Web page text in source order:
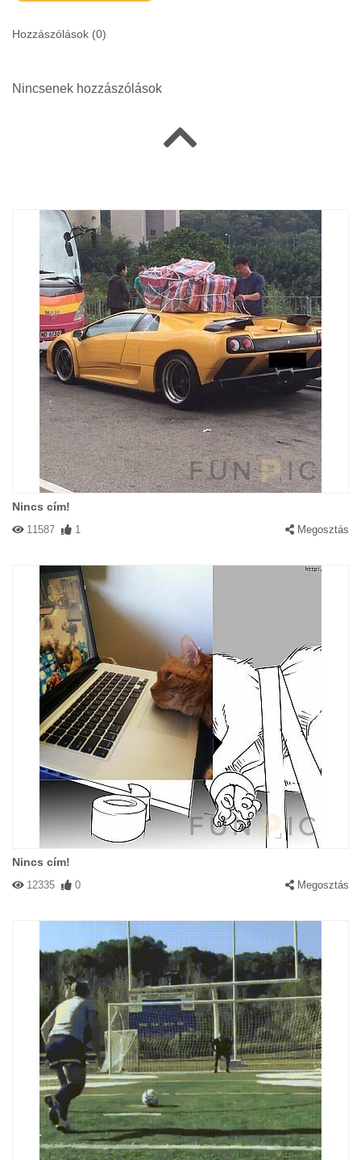
Hozzászólások (0)
Nincsenek hozzászólások
Nincs cím!
11587 1 Megosztás
Nincs cím!
12335 0 Megosztás